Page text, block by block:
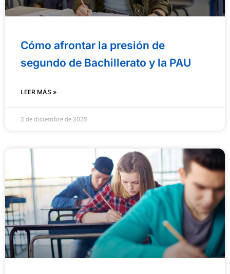
Cómo afrontar la presión de
segundo de Bachillerato y la PAU
LEER MÁS »
2 de diciembre de 2025